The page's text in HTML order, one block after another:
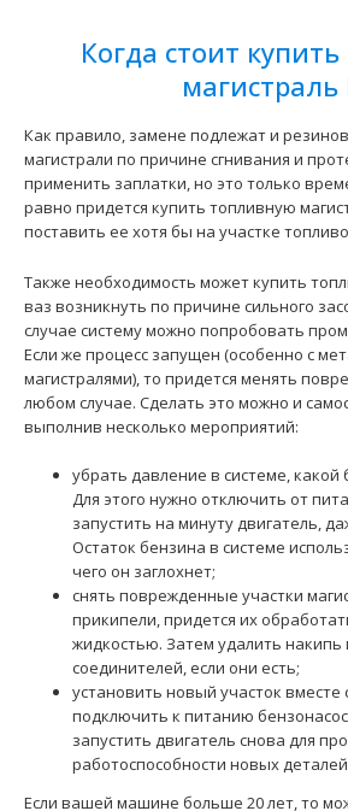
2172 и их
Трубка топливная адсорбера
182 грн.
Применение на автомобилях
2172 "Lada Priora" и их
Когда стоит
магистраль
Как правило, замене подлежат и
магистрали по причине сгнивания и
применить заплатки, но это только
равно придется купить топливную
поставить ее хотя бы на участке
Также необходимость может купить
ваз возникнуть по причине сильного
случае систему можно попробовать
Если же процесс запущен (особенно с
магистралями), то придется менять
любом случае. Сделать это можно и
выполнив несколько мероприятий:
убрать давление в системе,
Для этого нужно отключить от
запустить на минуту двигатель,
Остаток бензина в системе
чего он заглохнет;
снять поврежденные участки
прикипели, придется их
жидкостью. Затем удалить накипь
соединителей, если они есть;
установить новый участок вместе
подключить к питанию
запустить двигатель снова для
работоспособности новых
Если вашей машине больше 20 лет, то